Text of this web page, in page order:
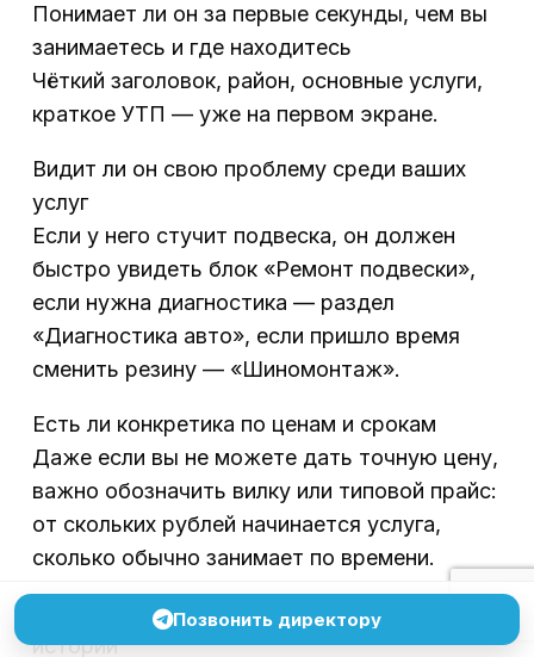
Понимает ли он за первые секунды, чем вы
занимаетесь и где находитесь
Чёткий заголовок, район, основные услуги,
краткое УТП — уже на первом экране.
Видит ли он свою проблему среди ваших
услуг
Если у него стучит подвеска, он должен
быстро увидеть блок «Ремонт подвески»,
если нужна диагностика — раздел
«Диагностика авто», если пришло время
сменить резину — «Шиномонтаж».
Есть ли конкретика по ценам и срокам
Даже если вы не можете дать точную цену,
важно обозначить вилку или типовой прайс:
от скольких рублей начинается услуга,
сколько обычно занимает по времени.
Есть ли примеры работ, фото, реальные
истории
Позвонить директору